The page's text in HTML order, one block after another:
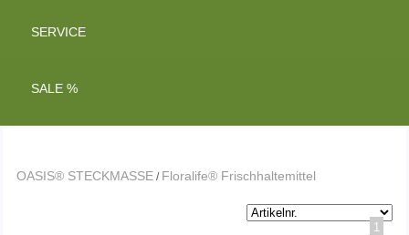
SERVICE
SALE %
OASIS® STECKMASSE / Floralife® Frischhaltemittel
1